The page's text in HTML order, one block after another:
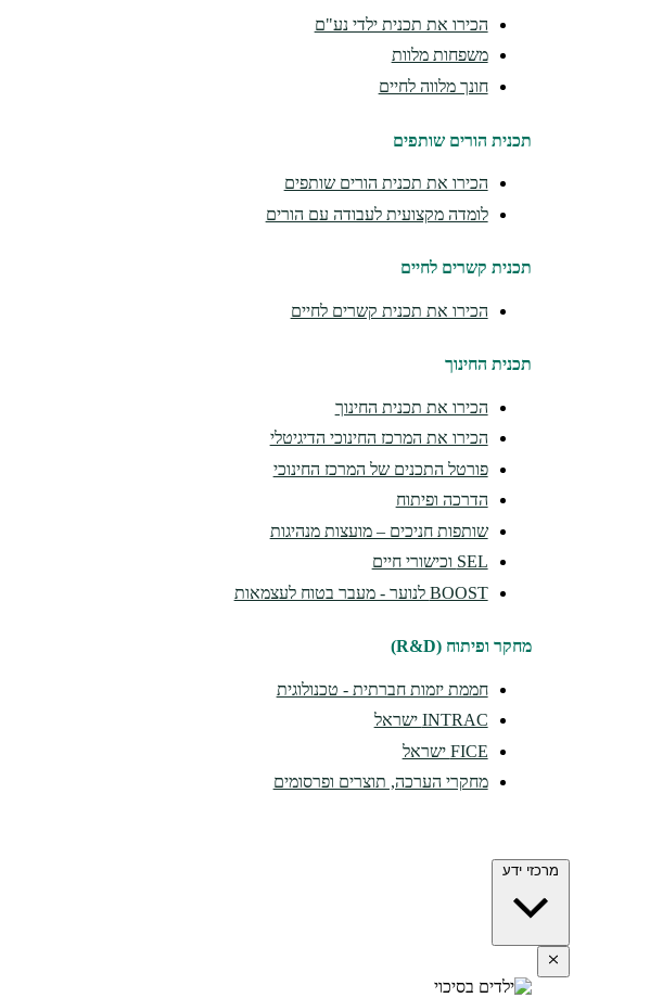
הכירו את תכנית ילדי נע"ם
משפחות מלוות
חונך מלווה לחיים
תכנית הורים שותפים
הכירו את תכנית הורים שותפים
לומדה מקצועית לעבודה עם הורים
תכנית קשרים לחיים
הכירו את תכנית קשרים לחיים
תכנית החינוך
הכירו את תכנית החינוך
הכירו את המרכז החינוכי הדיגיטלי
פורטל התכנים של המרכז החינוכי
הדרכה ופיתוח
שותפות חניכים – מועצות מנהיגות
SEL וכישורי חיים
BOOST לנוער - מעבר בטוח לעצמאות
מחקר ופיתוח (R&D)
חממת יזמות חברתית - טכנולוגית
INTRAC ישראל
FICE ישראל
מחקרי הערכה, תוצרים ופרסומים
מרכזי ידע